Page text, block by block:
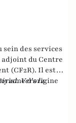
des services
adjoint du Centre
(CF2R). Il est
d’origine
Vers la